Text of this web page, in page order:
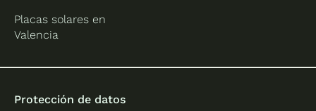
Placas solares en
Valencia
Protección de datos